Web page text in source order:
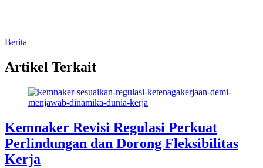
Berita
Artikel Terkait
Kemnaker Revisi Regulasi Perkuat
Perlindungan dan Dorong Fleksibilitas
Kerja